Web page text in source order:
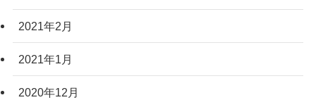
2021年2月
2021年1月
2020年12月